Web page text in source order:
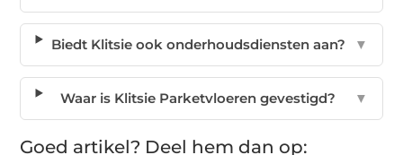
Biedt Klitsie ook onderhoudsdiensten aan? ▼
Waar is Klitsie Parketvloeren gevestigd? ▼
Goed artikel? Deel hem dan op: